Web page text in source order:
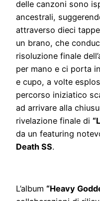
delle canzoni sono
ancestrali,
attraverso dieci
un brano, che
risoluzione finale
per mano e ci porta
e cupo, a volte
percorso iniziatico
ad arrivare alla
rivelazione finale di
da un featuring
Death SS.
L’album “Heavy